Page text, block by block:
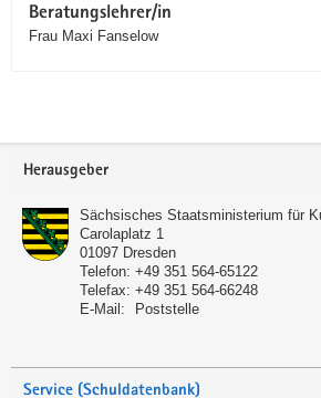
Beratungslehrer/in
Frau Maxi Fanselow
Service
Herausgeber
Sächsisches Staatsministerium für
Carolaplatz 1
01097 Dresden
Telefon: +49 351 564-65122
Telefax: +49 351 564-66248
E-Mail:
Poststelle
Service (Schuldatenbank)